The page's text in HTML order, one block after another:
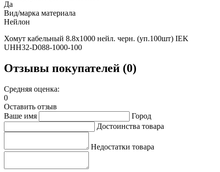
Да
Вид/марка материала
Нейлон
Хомут кабельный 8.8х1000 нейл. черн. (уп.100шт) IEK
UHH32-D088-1000-100
Отзывы покупателей (0)
Средняя оценка:
0
Оставить отзыв
Ваше имя
Город
Достоинства товара
Недостатки товара